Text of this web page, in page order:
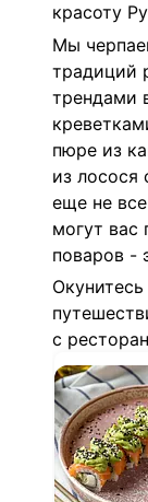
красоту
Мы
традиций
трендами
пюре из
из лосося
еще не
могут вас
поваров -
с